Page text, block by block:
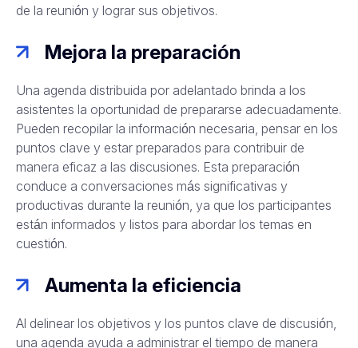
de la reunión y lograr sus objetivos.
Mejora la preparación
Una agenda distribuida por adelantado brinda a los
asistentes la oportunidad de prepararse adecuadamente.
Pueden recopilar la información necesaria, pensar en los
puntos clave y estar preparados para contribuir de
manera eficaz a las discusiones. Esta preparación
conduce a conversaciones más significativas y
productivas durante la reunión, ya que los participantes
están informados y listos para abordar los temas en
cuestión.
Aumenta la eficiencia
Al delinear los objetivos y los puntos clave de discusión,
una agenda ayuda a administrar el tiempo de manera